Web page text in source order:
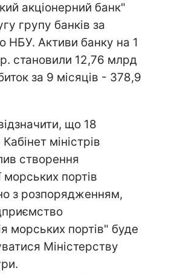
акціонерний банк"
групу банків за
НБУ. Активи банку на 1
становили 12,76 млрд
за 9 місяців - 378,9
що 18
міністрів
створення
морських портів
з розпорядженням,
морських портів" буде
Міністерству